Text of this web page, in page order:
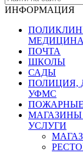
ИНФОРМАЦИЯ
ПОЧТА
ШКОЛЫ
САДЫ
ПОЛИЦИЯ,
УФМС
ПОЖАРНЫЕ
МАГАЗИНЫ
УСЛУГИ